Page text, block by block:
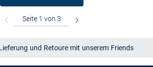
und Retoure mit unserem Friends